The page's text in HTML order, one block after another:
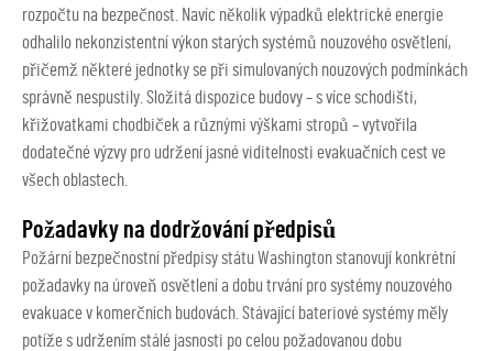
rozpočtu na bezpečnost. Navíc několik výpadků elektrické energie
odhalilo nekonzistentní výkon starých systémů nouzového osvětlení,
přičemž některé jednotky se při simulovaných nouzových podmínkách
správně nespustily. Složitá dispozice budovy – s více schodišti,
křižovatkami chodbiček a různými výškami stropů – vytvořila
dodatečné výzvy pro udržení jasné viditelnosti evakuačních cest ve
všech oblastech.
Požadavky na dodržování předpisů
Požární bezpečnostní předpisy státu Washington stanovují konkrétní
požadavky na úroveň osvětlení a dobu trvání pro systémy nouzového
evakuace v komerčních budovách. Stávající bateriové systémy měly
potíže s udržením stálé jasnosti po celou požadovanou dobu